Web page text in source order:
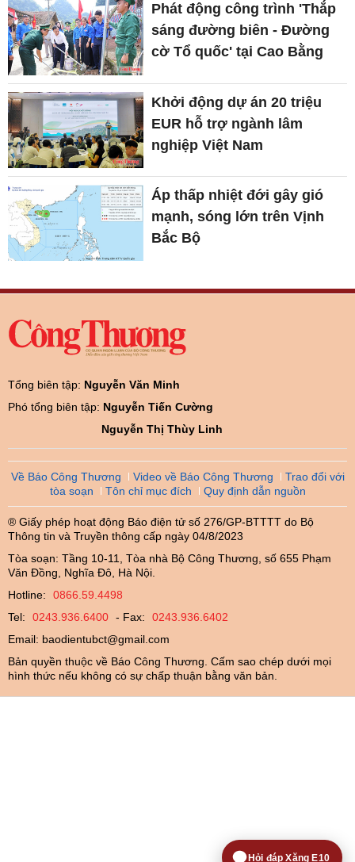
Phát động công trình 'Thắp
sáng đường biên - Đường
cờ Tổ quốc' tại Cao Bằng
Khởi động dự án 20 triệu
EUR hỗ trợ ngành lâm
nghiệp Việt Nam
Áp thấp nhiệt đới gây gió
mạnh, sóng lớn trên Vịnh
Bắc Bộ
Tổng biên tập: Nguyễn Văn Minh
Phó tổng biên tập: Nguyễn Tiến Cường
Nguyễn Thị Thùy Linh
Về Báo Công Thương Video về Báo Công Thương
Trao đổi với
tòa soạn
Tôn chỉ mục đích Quy định dẫn nguồn
® Giấy phép hoạt động Báo điện tử số 276/GP-BTTTT do Bộ
Thông tin và Truyền thông cấp ngày 04/8/2023
Tòa soạn: Tầng 10-11, Tòa nhà Bộ Công Thương, số 655 Phạm
Văn Đồng, Nghĩa Đô, Hà Nội.
Hotline:
0866.59.4498
Tel:
0243.936.6400 - Fax:
0243.936.6402
Email: baodientubct@gmail.com
Bản quyền thuộc về Báo Công Thương. Cấm sao chép dưới mọi
hình thức nếu không có sự chấp thuận bằng văn bản.
Hỏi đáp Xăng E10